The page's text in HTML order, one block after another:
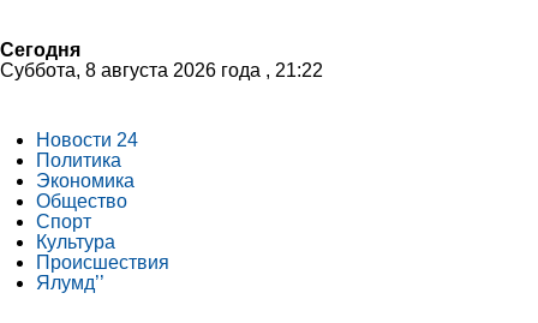
Сегодня
Суббота, 8 августа 2026 года , 21:22
Новости 24
Политика
Экономика
Общество
Спорт
Культура
Происшествия
Ялумд’’